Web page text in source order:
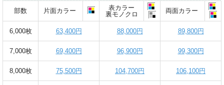
部数 片面カラー
表カラー
裏モノクロ
両面カラー
6,000枚 63,400円 88,000円 89,800円
7,000枚 69,400円 96,900円 99,300円
8,000枚 75,500円 104,700円 106,100円